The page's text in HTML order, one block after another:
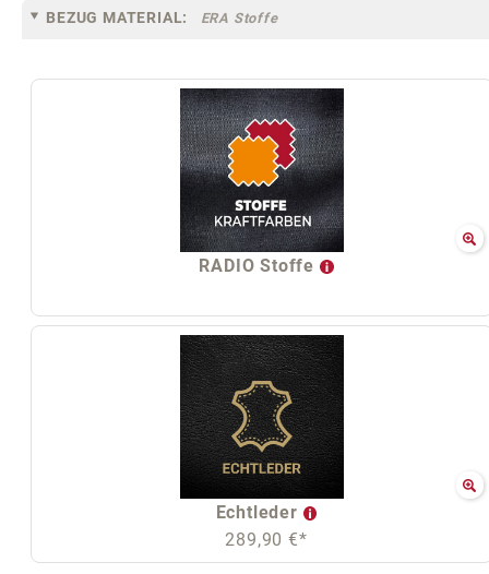
BEZUG MATERIAL: ERA Stoffe
RADIO Stoffe
Echtleder
289,90 €*